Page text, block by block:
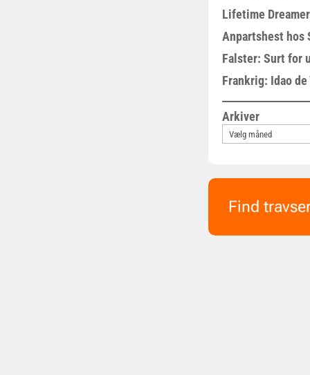
Lifetime
Anpartshest hos
Falster: Surt for
Frankrig: Idao
Arkiver
Find